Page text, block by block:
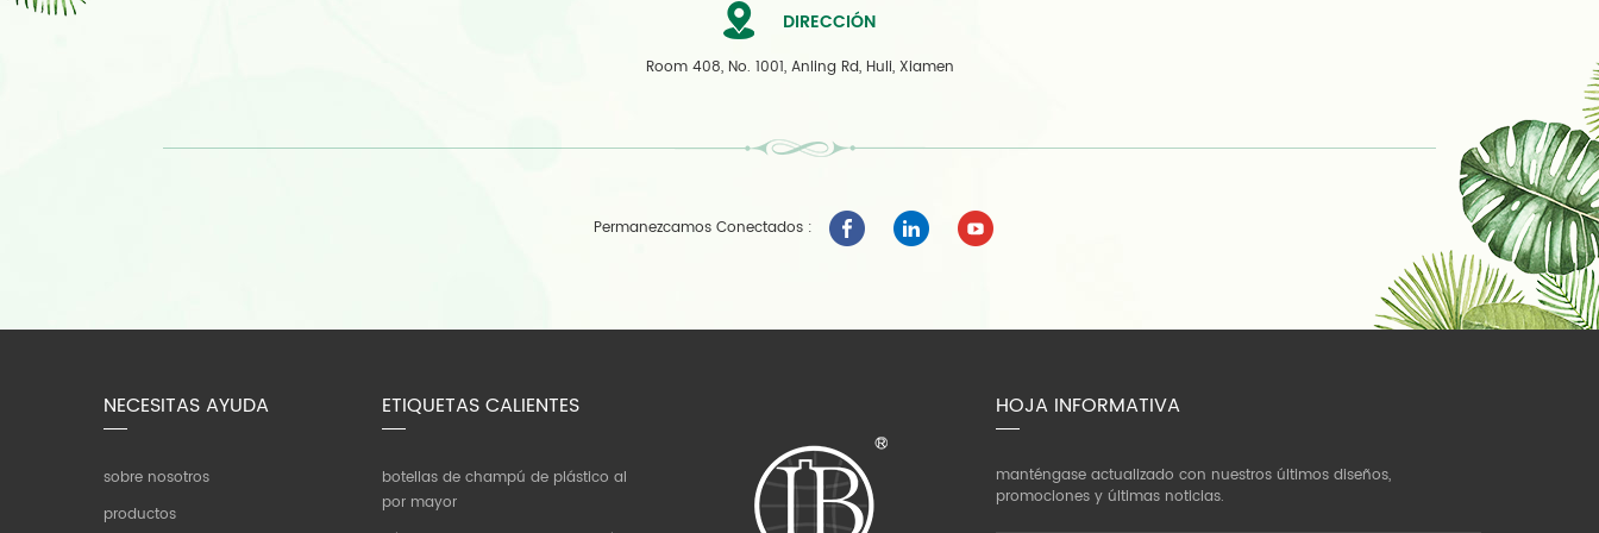
DIRECCIÓN
Room 408, No. 1001, Anling Rd, Huli, Xiamen
Permanezcamos Conectados :
NECESITAS AYUDA
sobre nosotros
productos
ETIQUETAS CALIENTES
botellas de champú de plástico al
por mayor
HOJA INFORMATIVA
manténgase actualizado con nuestros últimos diseños,
promociones y últimas noticias.